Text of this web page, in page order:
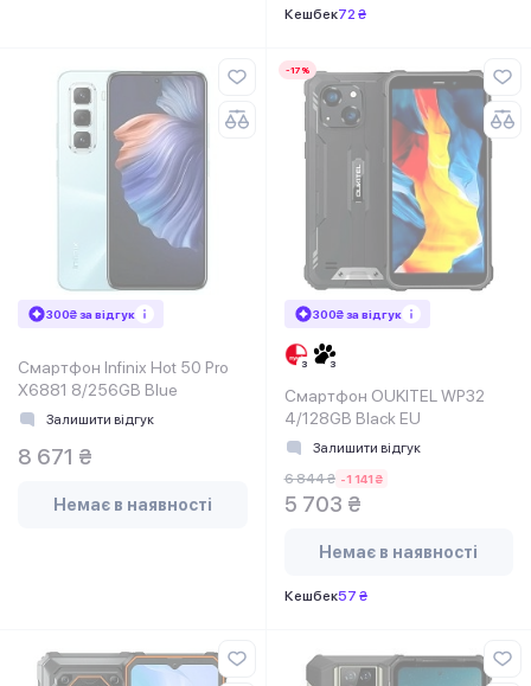
Кешбек72 ₴
300₴ за відгук
Смартфон Infinix Hot 50 Pro
X6881 8/256GB Blue
Залишити відгук
8 671 ₴
Немає в наявності
-17%
300₴ за відгук
Смартфон OUKITEL WP32
4/128GB Black EU
Залишити відгук
6 844 ₴ -1 141 ₴
5 703 ₴
Немає в наявності
Кешбек57 ₴